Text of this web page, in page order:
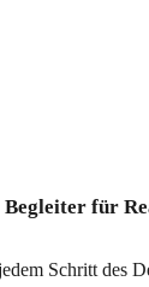
für
Schritt des